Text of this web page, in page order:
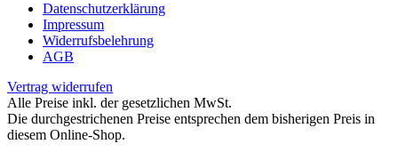
Datenschutzerklärung
Impressum
Widerrufsbelehrung
AGB
Vertrag widerrufen
Alle Preise inkl. der gesetzlichen MwSt.
Die durchgestrichenen Preise entsprechen dem bisherigen Preis in
diesem Online-Shop.